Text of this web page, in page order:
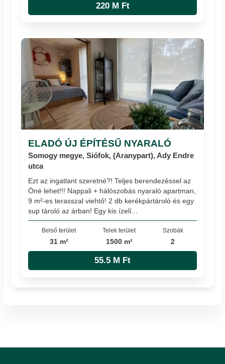
220 M Ft
ELADÓ ÚJ ÉPÍTÉSŰ NYARALÓ
Somogy megye, Siófok, (Aranypart), Ady Endre
utca
Ezt az ingatlant szeretné?! Teljes berendezéssel az
Öné lehet!!! Nappali + hálószobás nyaraló apartman,
9 m²-es terasszal viehtő! 2 db kerékpártároló és egy
sup tároló az árban! Egy kis ízelí...
Belső terület
31 m²
Telek terület
1500 m²
Szobák
2
55.5 M Ft